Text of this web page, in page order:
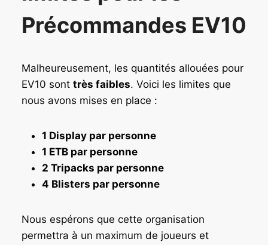
Précommandes EV10
Malheureusement, les quantités allouées pour
EV10 sont très faibles. Voici les limites que
nous avons mises en place :
1 Display par personne
1 ETB par personne
2 Tripacks par personne
4 Blisters par personne
Nous espérons que cette organisation
permettra à un maximum de joueurs et